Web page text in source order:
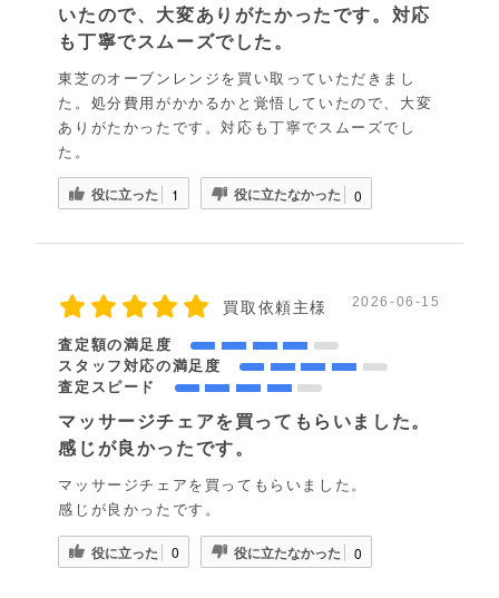
いたので、大変ありがたかったです。対応
も丁寧でスムーズでした。
東芝のオーブンレンジを買い取っていただきまし
た。処分費用がかかるかと覚悟していたので、大変
ありがたかったです。対応も丁寧でスムーズでし
た。
役に立った 1 役に立たなかった 0
買取依頼主様 2026-06-15
査定額の満足度
スタッフ対応の満足度
査定スピード
マッサージチェアを買ってもらいました。
感じが良かったです。
マッサージチェアを買ってもらいました。
感じが良かったです。
役に立った 0 役に立たなかった 0